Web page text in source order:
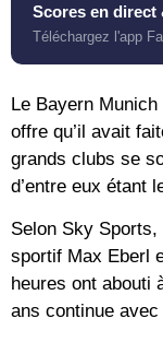
Scores en direct
Téléchargez l'app
Le Bayern
offre qu’il avait
grands clubs se
d’entre eux étant
Selon Sky
sportif Max Eberl
heures ont abouti
ans continue